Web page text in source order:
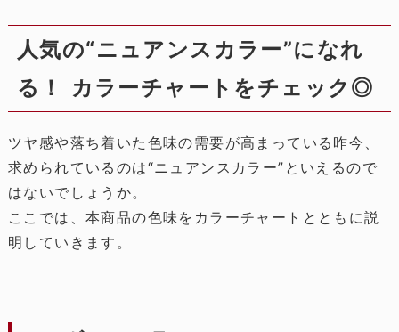
人気の“ニュアンスカラー”になれ
る！ カラーチャートをチェック◎
ツヤ感や落ち着いた色味の需要が高まっている昨今、
求められているのは“ニュアンスカラー”といえるので
はないでしょうか。
ここでは、本商品の色味をカラーチャートとともに説
明していきます。